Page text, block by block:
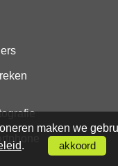
maken we
. akkoord